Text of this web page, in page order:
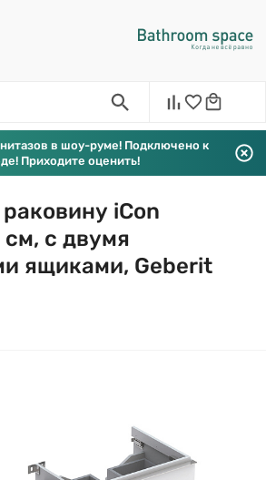
в шоу-руме! Подключено к
Приходите оценить!
iCon
см, с двумя
ящиками, Geberit